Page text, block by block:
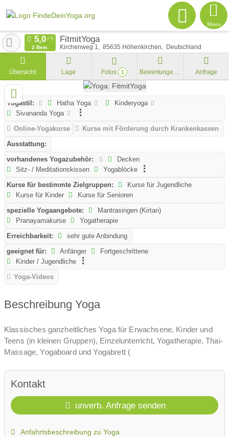
Menu
FitmitYoga
Kirchenweg 1 85635 Höhenkirchen Deutschland
2 Bew.
Übersicht Lage Fotos 1 Bewertungen Anfrage
Yogastil: Hatha Yoga
Kinderyoga
Sivananda Yoga
Online-Yogakurse
Kurse mit Förderung durch Krankenkassen
Ausstattung:
vorhandenes Yogazubehör:
Decken
Sitz- / Meditationskissen
Yogablöcke
Kurse für bestimmte Zielgruppen:
Kurse für Jugendliche
Kurse für Kinder
Kurse für Senioren
spezielle Yogaangebote:
Mantrasingen (Kirtan)
Pranayamakurse
Yogatherapie
Erreichbarkeit:
sehr gute Anbindung
geeignet für:
Anfänger
Fortgeschrittene
Kinder / Jugendliche
Yoga-Videos
Beschreibung Yoga
Klassisches ganzheitliches Yoga für Erwachsene, Kinder und
Teens (in kleinen Gruppen), Einzelunterricht, Yogatherapie, Thai-
Massage, Yogaboard und Yogabrett (
Kontakt
unverb. Anfrage senden
Anfahrtsbeschreibung zu Yoga